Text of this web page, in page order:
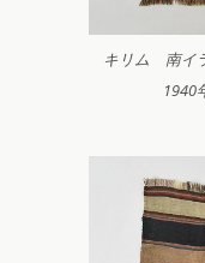
キリム 南イ
1940